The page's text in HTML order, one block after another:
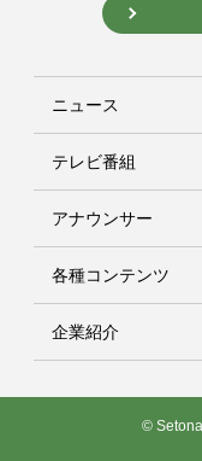
ニュース
テレビ番組
アナウンサー
各種コンテンツ
企業紹介
©